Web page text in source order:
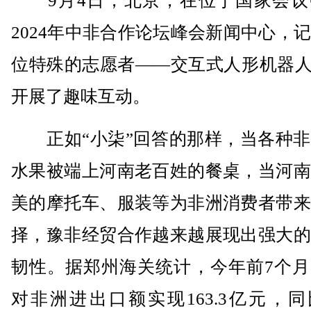
2024年中非合作论坛峰会新闻中心，
位特殊的志愿者——交互式人形机器
开展了趣味互动。
正如“小柒”回答的那样，当各种
水果被端上河南老百姓的餐桌，当河
美的摩托车、服装等为非洲消费者带
择，豫非经贸合作越来越展现出强大
韧性。据郑州海关统计，今年前7个
对非洲进出口额实现163.3亿元，